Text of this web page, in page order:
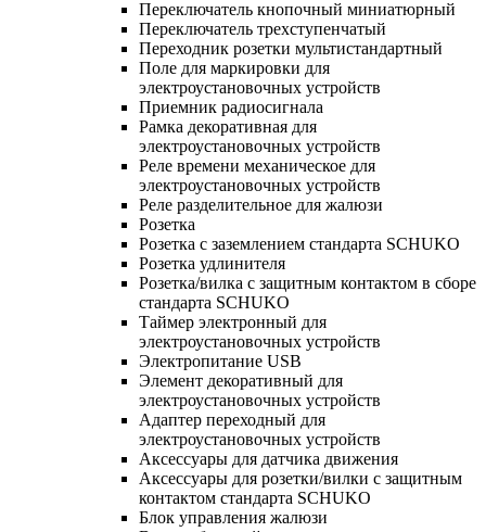
Переключатель кнопочный миниатюрный
Переключатель трехступенчатый
Переходник розетки мультистандартный
Поле для маркировки для
электроустановочных устройств
Приемник радиосигнала
Рамка декоративная для
электроустановочных устройств
Реле времени механическое для
электроустановочных устройств
Реле разделительное для жалюзи
Розетка
Розетка с заземлением стандарта SCHUKO
Розетка удлинителя
Розетка/вилка с защитным контактом в сборе
стандарта SCHUKO
Таймер электронный для
электроустановочных устройств
Электропитание USB
Элемент декоративный для
электроустановочных устройств
Адаптер переходный для
электроустановочных устройств
Аксессуары для датчика движения
Аксессуары для розетки/вилки с защитным
контактом стандарта SCHUKO
Блок управления жалюзи